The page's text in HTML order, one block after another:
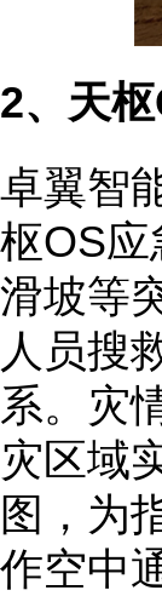
2、天
卓翼智
枢OS
滑坡等
人员搜
系。灾
灾区域
图，为
作空中